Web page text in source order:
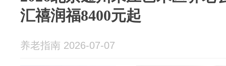
汇禧润福8400元起
养老指南 2026-07-07